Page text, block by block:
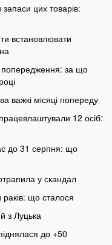
запаси цих товарів:
встановлювати
попередження: за що
важкі місяці попереду
12 осіб:
до 31 серпня: що
у скандал
раків: що сталося
з Луцька
до +50